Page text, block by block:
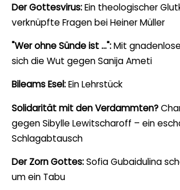
Der Gottesvirus:Ein theologischer
verknüpfte Fragen bei Heiner Müller
"Wer ohne Sünde ist …":Mit
sich die Wut gegen Sanija Ameti
Bileams Esel:Ein Lehrstück
Solidarität mit den Verdammten?
gegen Sibylle Lewitscharoff – ein
Schlagabtausch
Der Zorn Gottes:Sofia Gubaidulina
um ein Tabu